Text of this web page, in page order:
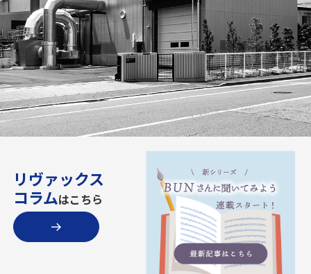
リヴァックス
コラムはこちら